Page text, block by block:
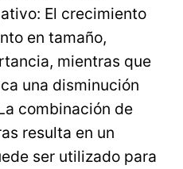
El crecimiento
en tamaño,
mientras que
una disminución
combinación de
resulta en un
ser utilizado para